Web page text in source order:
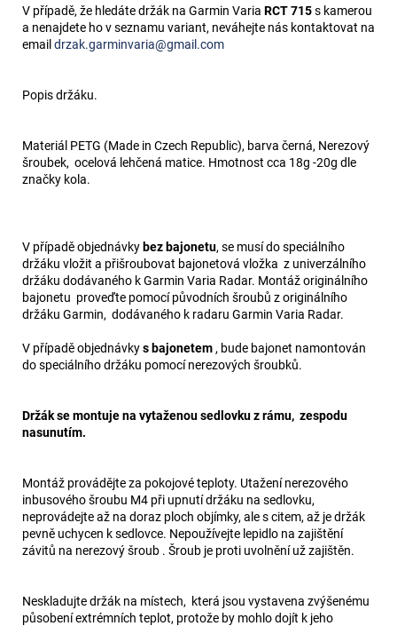
V případě, že hledáte držák na Garmin Varia RCT 715s kamerou
a nenajdete ho v seznamu variant, neváhejte nás kontaktovat na
emaildrzak.garminvaria@gmail.com
Popis držáku.
Materiál PETG (Made in Czech Republic), barva černá, Nerezový
šroubek, ocelová lehčená matice. Hmotnost cca 18g -20g dle
značky kola.
V případě objednávkybez bajonetu, se musí do speciálního
držáku vložit a přišroubovat bajonetová vložka z univerzálního
držáku dodávaného k Garmin Varia Radar. Montáž originálního
bajonetu proveďte pomocí původních šroubů z originálního
držáku Garmin, dodávaného k radaru Garmin Varia Radar.
V případě objednávkys bajonetem , bude bajonet namontován
do speciálního držáku pomocí nerezových šroubků.
Držák se montuje na vytaženou sedlovku z rámu, zespodu
nasunutím.
Montáž provádějte za pokojové teploty. Utažení nerezového
inbusového šroubu M4 při upnutí držáku na sedlovku,
neprovádejte až na doraz ploch objímky, ale s citem, až je držák
pevně uchycen k sedlovce. Nepoužívejte lepidlo na zajištění
závitů na nerezový šroub . Šroub je proti uvolnění už zajištěn.
Neskladujte držák na místech, která jsou vystavena zvýšenému
působení extrémních teplot, protože by mohlo dojít k jeho